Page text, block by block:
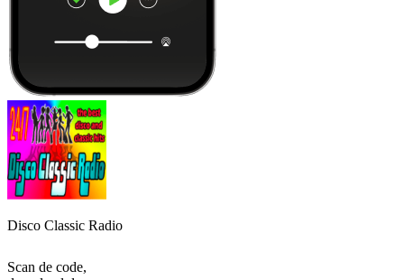
Disco Classic Radio
Scan de code,